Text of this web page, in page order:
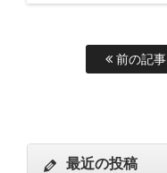
前の記事
最近の投稿